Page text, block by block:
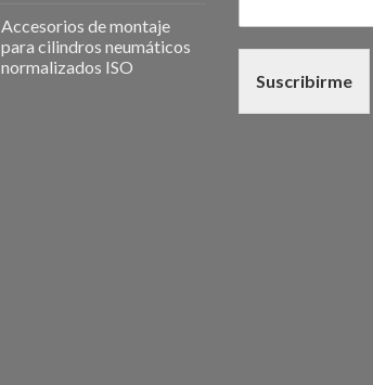
Accesorios de montaje
para cilindros neumáticos
normalizados ISO
Suscribirme